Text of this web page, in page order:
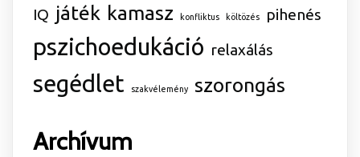
IQ játék kamasz konfliktus költözés pihenés
pszichoedukáció relaxálás
segédlet szakvélemény szorongás
Archívum